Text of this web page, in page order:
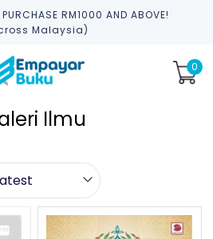
PURCHASE RM1000 AND ABOVE!
Malaysia)
0
Ilmu